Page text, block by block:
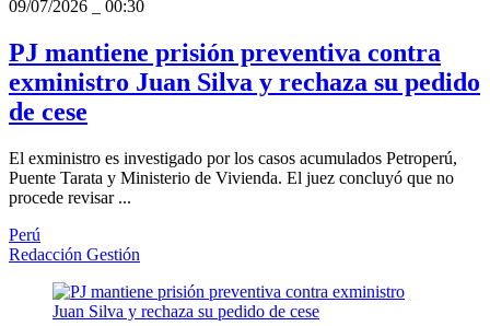
09/07/2026
00:30
PJ mantiene prisión preventiva contra
exministro Juan Silva y rechaza su pedido
de cese
El exministro es investigado por los casos acumulados Petroperú,
Puente Tarata y Ministerio de Vivienda. El juez concluyó que no
procede revisar ...
Perú
Redacción Gestión